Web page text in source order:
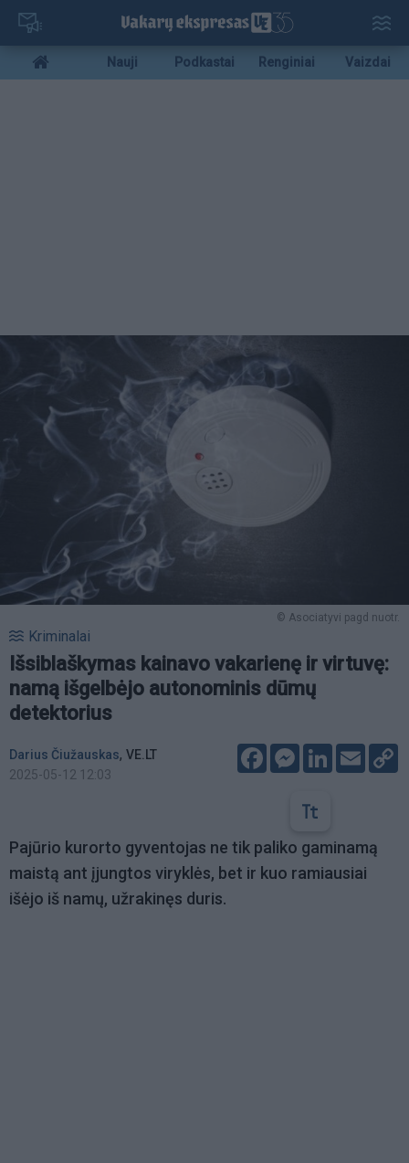
Pereiti
pagrindinį
turinį
Mobile
menu
Nauji Podkastai Renginiai Vaizdai
© Asociatyvi pagd nuotr.
Kriminalai
Išsiblaškymas kainavo vakarienę ir virtuvę:
namą išgelbėjo autonominis dūmų
detektorius
Darius Čiužauskas, VE.LT
2025-05-12 12:03
FacebookMessenger
LinkedIn
Email
Pajūrio kurorto gyventojas ne tik paliko gaminamą
maistą ant įjungtos viryklės, bet ir kuo ramiausiai
išėjo iš namų, užrakinęs duris.